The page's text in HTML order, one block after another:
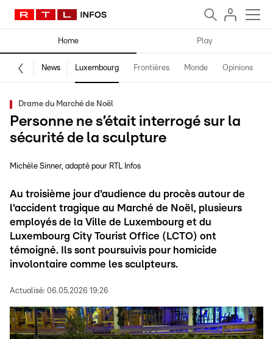
Home Play
News Luxembourg Frontières Monde Opinions
Drame du Marché de Noël
Personne ne s’était interrogé sur la
sécurité de la sculpture
Michèle Sinner adapté pour RTL Infos
Au troisième jour d'audience du procès autour de
l'accident tragique au Marché de Noël, plusieurs
employés de la Ville de Luxembourg et du
Luxembourg City Tourist Office (LCTO) ont
témoigné. Ils sont poursuivis pour homicide
involontaire comme les sculpteurs.
Actualisé: 06.05.2026 19:26